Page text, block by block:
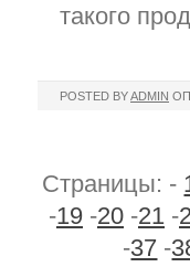
такого
POSTED BYADMIN
Страницы: -
-19 -20 -21 -
-37 -